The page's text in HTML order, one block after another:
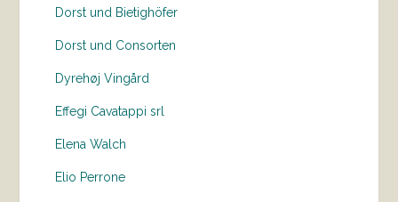
Dorst und Bietighöfer
Dorst und Consorten
Dyrehøj Vingård
Effegi Cavatappi srl
Elena Walch
Elio Perrone